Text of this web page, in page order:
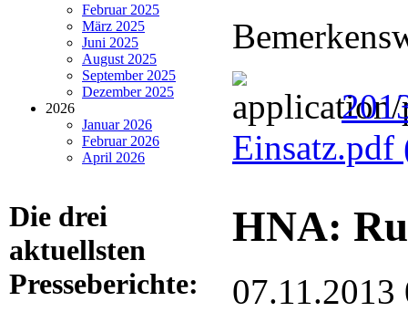
Februar 2025
März 2025
Juni 2025
August 2025
September 2025
Dezember 2025
2026
Januar 2026
Februar 2026
April 2026
Die drei
aktuellsten
Presseberichte:
Einsatz.pdf
HNA:
07.11.2013